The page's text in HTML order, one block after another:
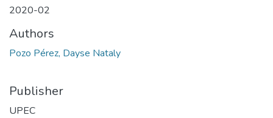
2020-02
Authors
Pozo Pérez, Dayse Nataly
Publisher
UPEC